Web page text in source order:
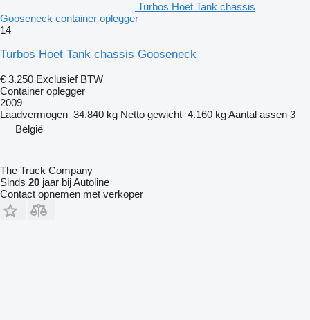
Turbos Hoet Tank chassis
Gooseneck container oplegger
14
Turbos Hoet Tank chassis Gooseneck
€ 3.250 Exclusief BTW
Container oplegger
2009
Laadvermogen 34.840 kg Netto gewicht 4.160 kgAantal assen 3
België
The Truck Company
Sinds 20 jaar bij Autoline
Contact opnemen met verkoper